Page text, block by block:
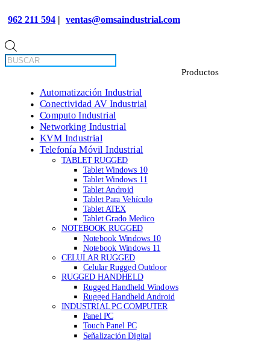
962 211 594 | ventas@omsaindustrial.com
de
productos
Automatización Industrial
Conectividad AV Industrial
Computo Industrial
Networking Industrial
KVM Industrial
Telefonía Móvil Industrial
TABLET RUGGED
Tablet Windows 10
Tablet Windows 11
Tablet Android
Tablet Para Vehículo
Tablet ATEX
Tablet Grado Medico
NOTEBOOK RUGGED
Notebook Windows 10
Notebook Windows 11
CELULAR RUGGED
Celular Rugged Outdoor
RUGGED HANDHELD
Rugged Handheld Windows
Rugged Handheld Android
INDUSTRIAL PC COMPUTER
Panel PC
Touch Panel PC
Señalización Digital